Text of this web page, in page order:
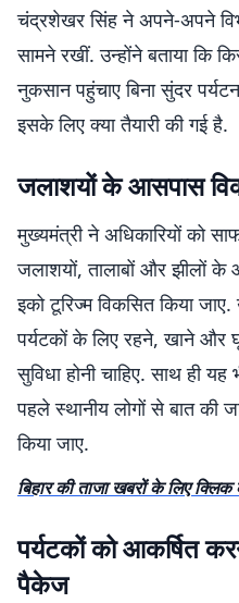
चंद्रशेखर सिंह ने अपने-अपने
सामने रखीं. उन्होंने बताया कि
नुकसान पहुंचाए बिना सुंदर
इसके लिए क्या तैयारी की गई है.
जलाशयों के आसपास
मुख्यमंत्री ने अधिकारियों को
जलाशयों, तालाबों और झीलों के
इको टूरिज्म विकसित किया
पर्यटकों के लिए रहने, खाने
सुविधा होनी चाहिए. साथ ही
पहले स्थानीय लोगों से बात की
किया जाए.
बिहार की ताजा खबरों के लिए
पर्यटकों को आकर्षित
पैकेज